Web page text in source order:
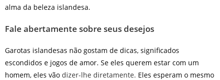
alma da beleza islandesa.
Fale abertamente sobre seus desejos
Garotas islandesas não gostam de dicas, significados
escondidos e jogos de amor. Se eles querem estar com um
homem, eles vão dizer-lhe diretamente. Eles esperam o mesmo